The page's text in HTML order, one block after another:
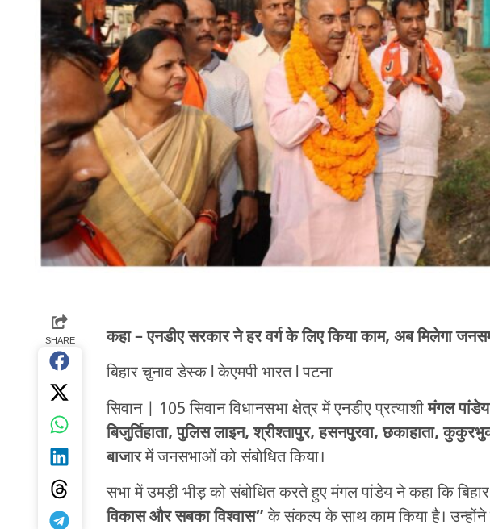
SHARE
कहा – एनडीए सरकार ने हर वर्ग के लिए किया काम, अब मिलेगा
बिहार चुनाव डेस्क l केएमपी भारत l पटना
सिवान | 105 सिवान विधानसभा क्षेत्र में एनडीए प्रत्याशीमंगल पांडेय
बिजुर्तिहाता, पुलिस लाइन, श्रीश्तापुर, हसनपुरवा, छकाहाता,
बाजारमें जनसभाओं को संबोधित किया।
सभा में उमड़ी भीड़ को संबोधित करते हुए मंगल पांडेय ने कहा कि
विकास और सबका विश्वास”के संकल्प के साथ काम किया है। उन्होंने